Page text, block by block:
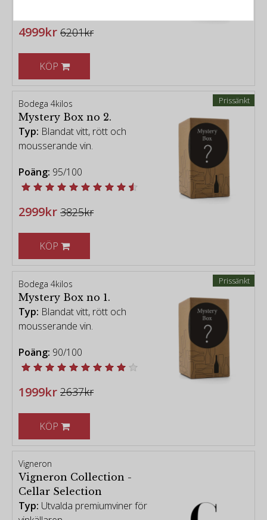
4999kr 6201kr
KÖP
Prissänkt
Bodega 4kilos
Mystery Box no 2.
Typ: Blandat vitt, rött och
mousserande vin.
Poäng: 95/100
2999kr 3825kr
KÖP
Prissänkt
Bodega 4kilos
Mystery Box no 1.
Typ: Blandat vitt, rött och
mousserande vin.
Poäng: 90/100
1999kr 2637kr
KÖP
Vigneron
Vigneron Collection -
Cellar Selection
Typ: Utvalda premiumviner för